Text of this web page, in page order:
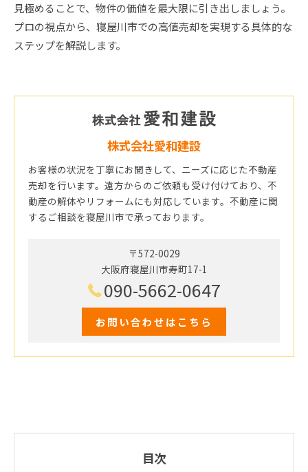
見極めることで、物件の価値を最大限に引き出しましょう。
プロの視点から、寝屋川市での高値売却を実現する具体的な
ステップを解説します。
株式会社愛和建設
お客様の状況を丁寧にお聞きして、ニーズに応じた不動産
売却を行います。遠方からのご依頼も受け付けており、不
動産の解体やリフォームにも対応しています。不動産に関
するご相談を寝屋川市で承っております。
〒572-0029
大阪府寝屋川市寿町17-1
090-5662-0647
お問い合わせはこちら
目次